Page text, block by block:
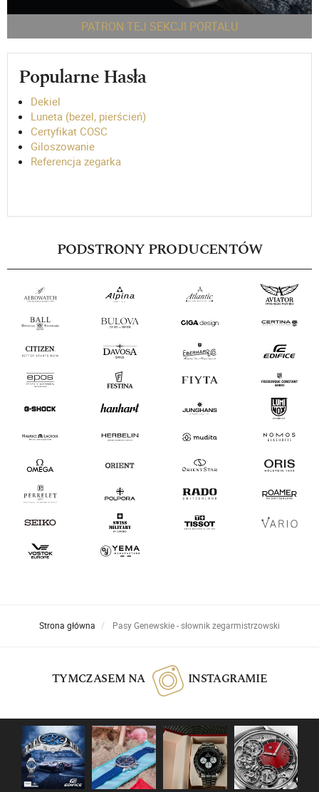
PATRON TEJ SEKCJI PORTALU
Popularne Hasła
Dekiel
Luneta (bezel, pierścień)
Certyfikat COSC
Giloszowanie
Referencja zegarka
PODSTRONY PRODUCENTÓW
Strona główna Pasy Genewskie - słownik zegarmistrzowski
TYMCZASEM NA INSTAGRAMIE